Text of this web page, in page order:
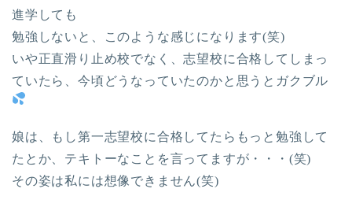
進学しても
勉強しないと、このような感じになります(笑)
いや正直滑り止め校でなく、志望校に合格してしまっ
ていたら、今頃どうなっていたのかと思うとガクブル
娘は、もし第一志望校に合格してたらもっと勉強して
たとか、テキトーなことを言ってますが・・・(笑)
その姿は私には想像できません(笑)